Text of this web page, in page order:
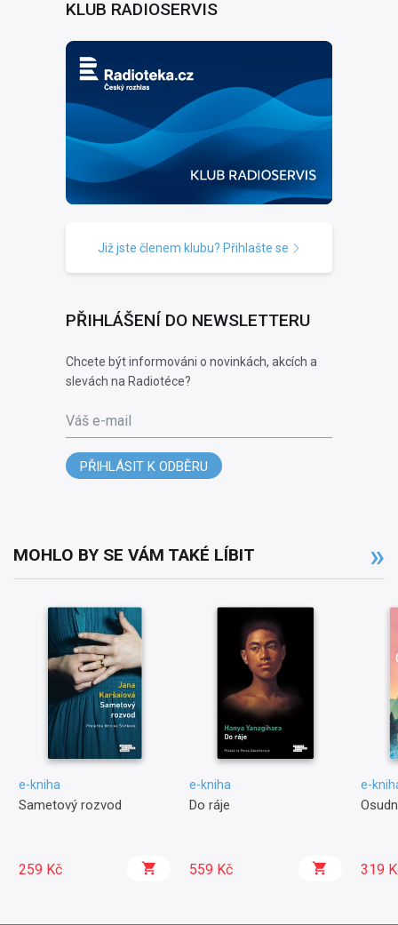
KLUB RADIOSERVIS
Již jste členem klubu? Přihlašte se
PŘIHLÁŠENÍ DO NEWSLETTERU
Chcete být informováni o novinkách, akcích a
slevách na Radiotéce?
Váš e-mail
PŘIHLÁSIT K ODBĚRU
MOHLO BY SE VÁM TAKÉ LÍBIT
e-kniha
Sametový rozvod
259 Kč
e-kniha
Do ráje
559 Kč
e-
319